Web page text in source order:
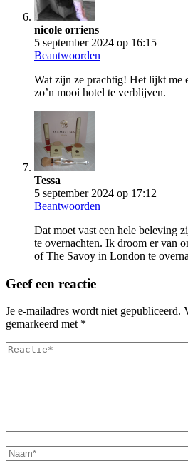
nicole orriens
5 september 2024 op 16:15
Beantwoorden
Wat zijn ze prachtig! Het lijkt me
zo’n mooi hotel te verblijven.
Tessa
5 september 2024 op 17:12
Beantwoorden
Dat moet vast een hele beleving
te overnachten. Ik droom er van
of The Savoy in London te
Geef een reactie
Je e-mailadres wordt niet gepubliceerd.
gemarkeerd met *
Reactie*
Naam*